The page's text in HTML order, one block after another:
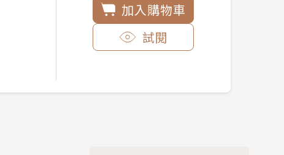
加入購物車
試閱